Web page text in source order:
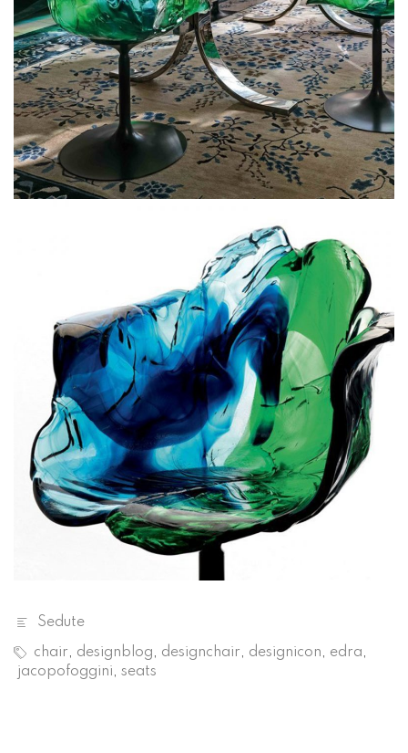
Sedute
chair, designblog, designchair, designicon, edra,
jacopofoggini, seats